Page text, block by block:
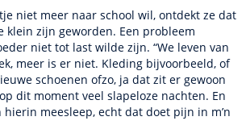
niet meer naar school wil, ontdekt ze dat
klein zijn geworden. Een probleem
niet tot last wilde zijn. “We leven van
meer is er niet. Kleding bijvoorbeeld, of
schoenen ofzo, ja dat zit er gewoon
dit moment veel slapeloze nachten. En
meesleep, echt dat doet pijn in m’n